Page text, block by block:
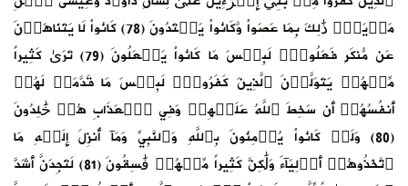
مَرۡيَمَۚ ذَٰلِكَ بِمَا عَصَواْ وَّكَانُواْ يَعۡتَدُونَ (78) كَانُواْ لَا يَتَنَاهَوۡنَ
عَن مُّنكَرٍ فَعَلُوهُۚ لَبِئۡسَ مَا كَانُواْ يَفۡعَلُونَ (79) تَرَىٰ كَثِيراً
مِّنۡهُمۡ يَتَوَلَّوۡنَ ٱلَّذِينَ كَفَرُواْۚ لَبِئۡسَ مَا قَدَّمَتۡ لَهُمۡ
أَنفُسُهُمۡ أَن سَخِطَ ٱللَّهُ عَلَيۡهِمۡ وَفِي ٱلۡعَذَابِ هُمۡ خَٰلِدُونَ
(80) وَلَوۡ كَانُواْ يُؤۡمِنُونَ بِٱللَّهِ وَٱلنَّبِيِّ وَمَآ أُنزِلَ إِلَيۡهِ مَا
ٱتَّخَذُوهُمۡ أَوۡلِيَآءَ وَلَٰكِنَّ كَثِيراً مِّنۡهُمۡ فَٰسِقُونَ (81) لَتَجِدَنَّ أَشَدَّ